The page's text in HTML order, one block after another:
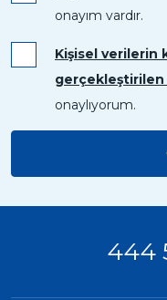
onayım vardır.
Kişisel verilerin
onaylıyorum.
444